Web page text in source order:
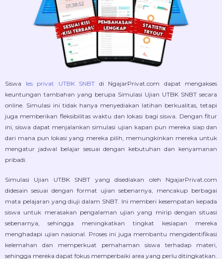
Siswa les privat UTBK SNBT di NgajarPrivat.com dapat mengakses
keuntungan tambahan yang berupa Simulasi Ujian UTBK SNBT secara
online. Simulasi ini tidak hanya menyediakan latihan berkualitas, tetapi
juga memberikan fleksibilitas waktu dan lokasi bagi siswa. Dengan fitur
ini, siswa dapat menjalankan simulasi ujian kapan pun mereka siap dan
dari mana pun lokasi yang mereka pilih, memungkinkan mereka untuk
mengatur jadwal belajar sesuai dengan kebutuhan dan kenyamanan
pribadi.
Simulasi Ujian UTBK SNBT yang disediakan oleh NgajarPrivat.com
didesain sesuai dengan format ujian sebenarnya, mencakup berbagai
mata pelajaran yang diuji dalam SNBT. Ini memberi kesempatan kepada
siswa untuk merasakan pengalaman ujian yang mirip dengan situasi
sebenarnya, sehingga meningkatkan tingkat kesiapan mereka
menghadapi ujian nasional. Proses ini juga membantu mengidentifikasi
kelemahan dan memperkuat pemahaman siswa terhadap materi,
sehingga mereka dapat fokus memperbaiki area yang perlu ditingkatkan.